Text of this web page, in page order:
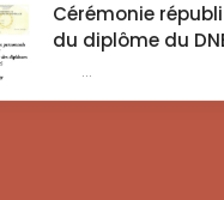
Cérémonie
du diplôme du
...